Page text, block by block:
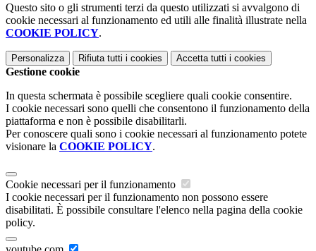
Questo sito o gli strumenti terzi da questo utilizzati si avvalgono di
cookie necessari al funzionamento ed utili alle finalità illustrate nella
COOKIE POLICY.
Personalizza Rifiuta tutti i cookies Accetta tutti i cookies
Gestione cookie
In questa schermata è possibile scegliere quali cookie consentire.
I cookie necessari sono quelli che consentono il funzionamento della
piattaforma e non è possibile disabilitarli.
Per conoscere quali sono i cookie necessari al funzionamento potete
visionare la COOKIE POLICY.
Cookie necessari per il funzionamento
I cookie necessari per il funzionamento non possono essere
disabilitati. È possibile consultare l'elenco nella pagina della cookie
policy.